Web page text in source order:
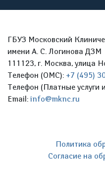
ГБУЗ Московский
имени А. С. Логинова ДЗМ
111123, г. Москва, улица
Телефон (ОМС): +7 (495)
Телефон (Платные услуги
Email: info@mknc.ru
Политика
Согласие на